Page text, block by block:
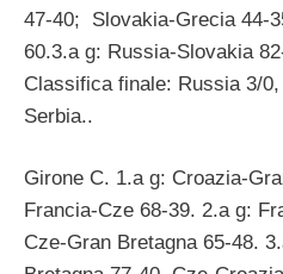
47-40; Slovakia-Grecia 44-
60.3.a g: Russia-Slovakia
Classifica finale: Russia 3/
Serbia..
Girone C. 1.a g: Croazia-
Francia-Cze 68-39. 2.a g:
Cze-Gran Bretagna 65-48.